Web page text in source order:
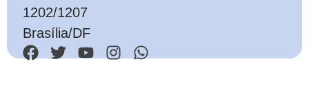
1202/1207
Brasília/DF